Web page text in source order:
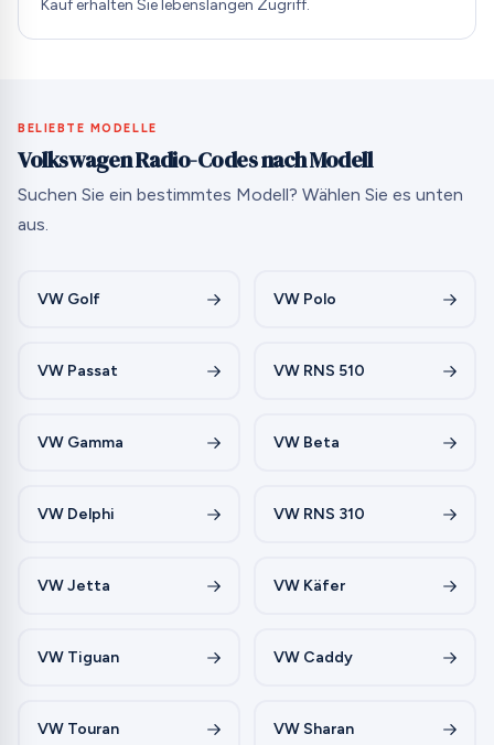
Kauf erhalten Sie lebenslangen Zugriff.
BELIEBTE MODELLE
Volkswagen Radio-Codes nach Modell
Suchen Sie ein bestimmtes Modell? Wählen Sie es unten
aus.
VW Golf VW Polo
VW Passat VW RNS 510
VW Gamma VW Beta
VW Delphi VW RNS 310
VW Jetta VW Käfer
VW Tiguan VW Caddy
VW Touran VW Sharan